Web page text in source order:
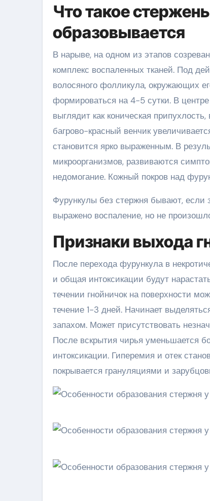
Что такое
образовывается
В нарыве, на одном из этапов
комплекс воспаленных тканей. Под
волосяного фолликула, окружающих
формироваться на 4-5 сутки. В центре
выглядит как коническая
багрово-красный венчик
становится ярко выраженным. В
микроорганизмов, развиваются
недомогание. Кожный покров над
Фурункулы без стержня бывают, если
выражено воспаление, но не
Признаки выхода
После перехода фурункула в
и общая интоксикации будут
течении гнойничок на поверхности
течение 1-3 дней. Начинает
запахом. Может присутствовать
После вскрытия чирья уменьшается
интоксикации. Гиперемия и отек
покрывается грануляциями и